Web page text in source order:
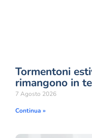
Tormentoni
rimangono in
7 Agosto 2026
Continua »